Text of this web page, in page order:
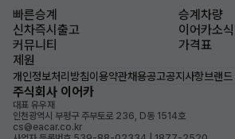
빠른승계
승계차량
신차즉시출고
이어카소식
커뮤니티
가격표
제원
개인정보처리방침이용약관채용공고공지사항브랜드
주식회사 이어카
대표 유우재
인천광역시 부평구 주부토로 236, D동 1514호
cs@eacar.co.kr